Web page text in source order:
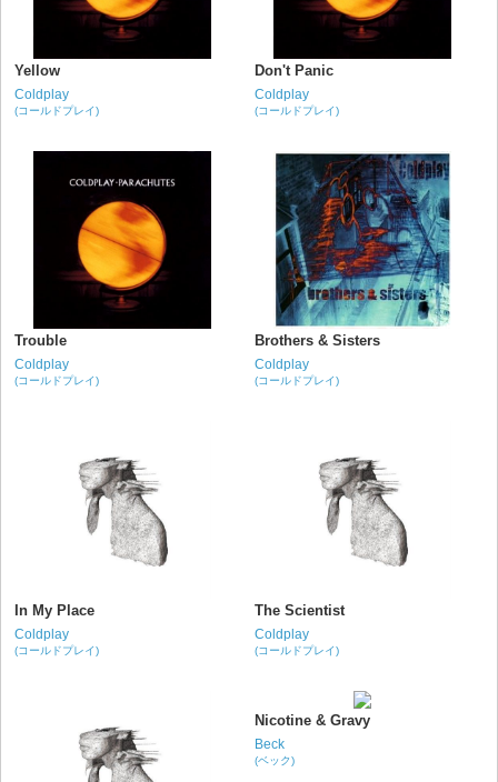
Yellow
Coldplay
(コールドプレイ)
Don't Panic
Coldplay
(コールドプレイ)
Trouble
Coldplay
(コールドプレイ)
Brothers & Sisters
Coldplay
(コールドプレイ)
In My Place
Coldplay
(コールドプレイ)
The Scientist
Coldplay
(コールドプレイ)
Nicotine & Gravy
Beck
(ベック)